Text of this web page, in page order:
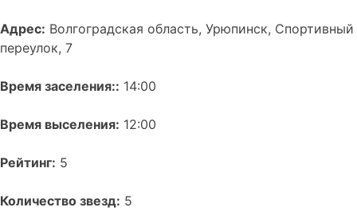
Адрес: Волгоградская область, Урюпинск, Спортивный
переулок, 7
Время заселения:: 14:00
Время выселения: 12:00
Рейтинг: 5
Количество звезд: 5